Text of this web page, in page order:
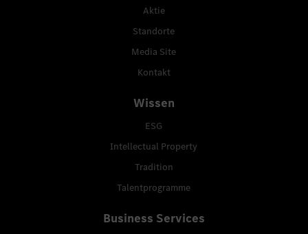
Aktie
Standorte
Media Site
Kontakt
Wissen
ESG
Intellectual Property
Tradition
Talentprogramme
Business Services